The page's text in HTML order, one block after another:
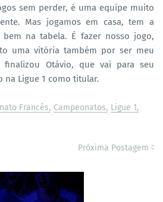
sem perder, é uma equipe muito
Mas jogamos em casa, tem a
na tabela. É fazer nosso jogo,
uma vitória também por ser meu
finalizou Otávio, que vai para seu
Ligue 1 como titular.
Francês Campeonatos Ligue 1
Próxima Postagem